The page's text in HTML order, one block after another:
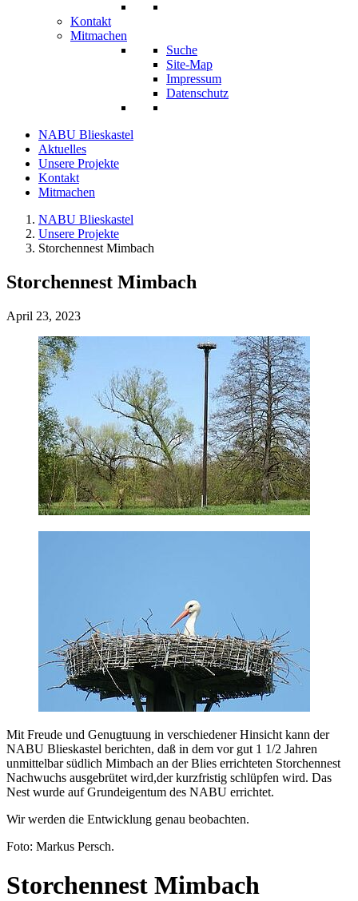
Kontakt
Mitmachen
Suche
Site-Map
Impressum
Datenschutz
NABU Blieskastel
Aktuelles
Unsere Projekte
Kontakt
Mitmachen
NABU Blieskastel
Unsere Projekte
Storchennest Mimbach
Storchennest Mimbach
April 23, 2023
Mit Freude und Genugtuung in verschiedener Hinsicht kann der
NABU Blieskastel berichten, daß in dem vor gut 1 1/2 Jahren
unmittelbar südlich Mimbach an der Blies errichteten Storchennest
Nachwuchs ausgebrütet wird,der kurzfristig schlüpfen wird. Das
Nest wurde auf Grundeigentum des NABU errichtet.
Wir werden die Entwicklung genau beobachten.
Foto: Markus Persch.
Storchennest Mimbach